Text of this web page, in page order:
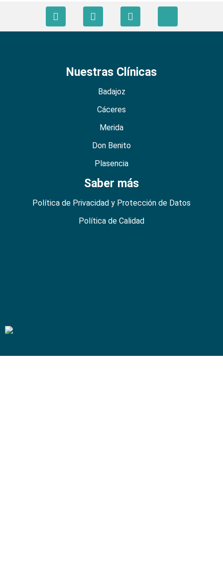
Nuestras Clínicas
Badajoz
Cáceres
Merida
Don Benito
Plasencia
Saber más
Política de Privacidad y Protección de Datos
Política de Calidad